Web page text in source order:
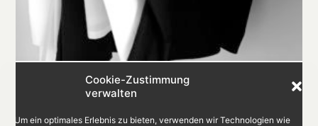
Cookie-Zustimmung
verwalten
Um ein optimales Erlebnis zu bieten, verwenden wir Technologien wie